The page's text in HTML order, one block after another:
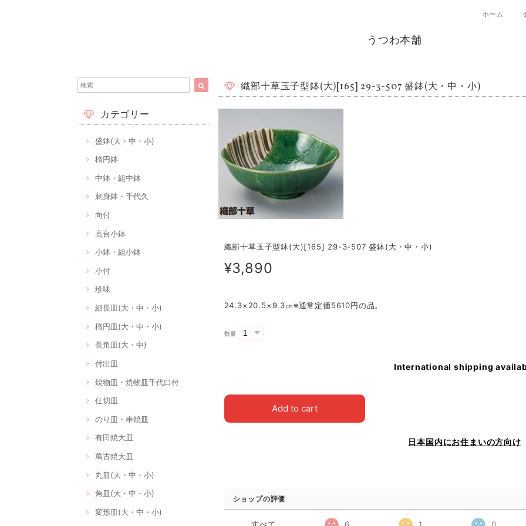
ホーム
うつわ本舗
カテゴリー
盛鉢(大・中・小)
楕円鉢
中鉢・組中鉢
刺身鉢・千代久
向付
高台小鉢
小鉢・組小鉢
小付
珍味
細長皿(大・中・小)
楕円皿(大・中・小)
長角皿(大・中)
付出皿
焼物皿・焼物皿千代口付
仕切皿
のり皿・串焼皿
有田焼大皿
萬古焼大皿
丸皿(大・中・小)
角皿(大・中・小)
変形皿(大・中・小)
織部十草玉子型鉢(大)[165] 29-3-507 盛鉢(大・中・小)
織部十草玉子型鉢(大)[165] 29-3-507 盛鉢(大・中・小)
¥3,890
24.3×20.5×9.3㎝※通常定価5610円の品。
数量
International shipping
Add to cart
日本国内にお住まいの方向け
ショップの評価